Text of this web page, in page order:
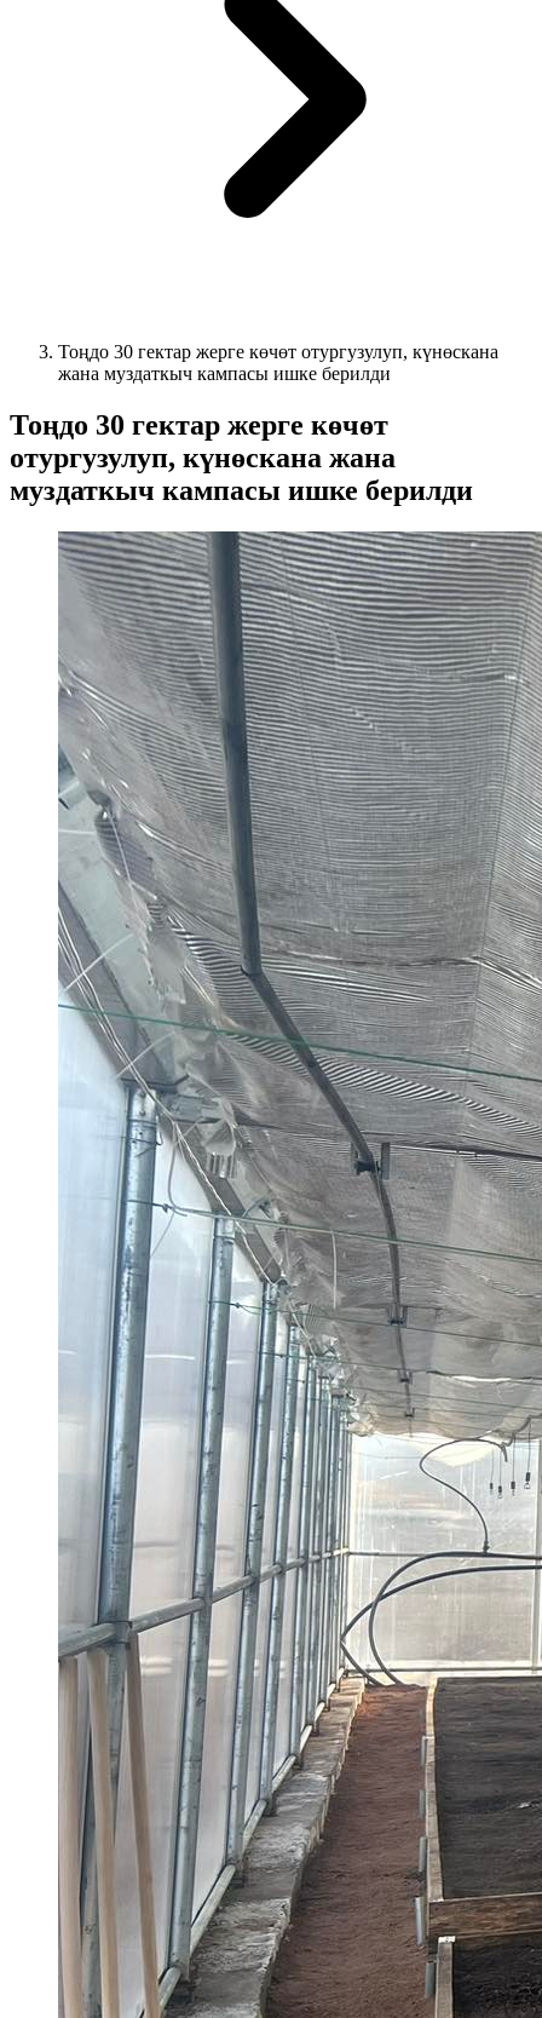
Тоңдо 30 гектар жерге көчөт отургузулуп, күнөскана
жана муздаткыч кампасы ишке берилди
Тоңдо 30 гектар жерге көчөт
отургузулуп, күнөскана жана
муздаткыч кампасы ишке берилди